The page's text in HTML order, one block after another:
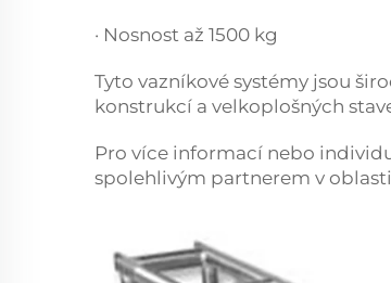
· Nosnost až 1500 kg
Tyto vazníkové systémy jsou
konstrukcí a velkoplošných
Pro více informací nebo
spolehlivým partnerem v